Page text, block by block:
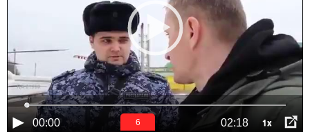
00:00 02:18 1x
5